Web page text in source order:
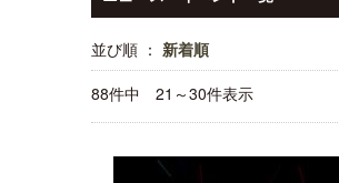
並び順 ： 新着順
88件中 21～30件表示